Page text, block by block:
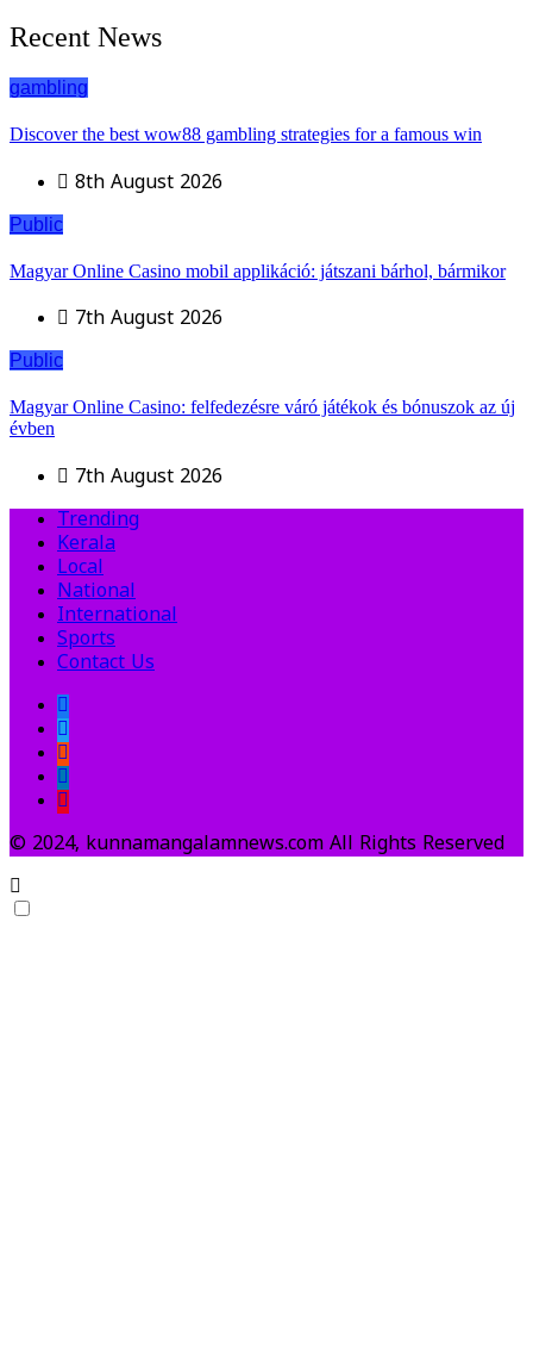
Recent News
gambling
Discover the best wow88 gambling strategies for a famous win
8th August 2026
Public
Magyar Online Casino mobil applikáció: játszani bárhol, bármikor
7th August 2026
Public
Magyar Online Casino: felfedezésre váró játékok és bónuszok az új
évben
7th August 2026
Trending
Kerala
Local
National
International
Sports
Contact Us
© 2024, kunnamangalamnews.com All Rights Reserved